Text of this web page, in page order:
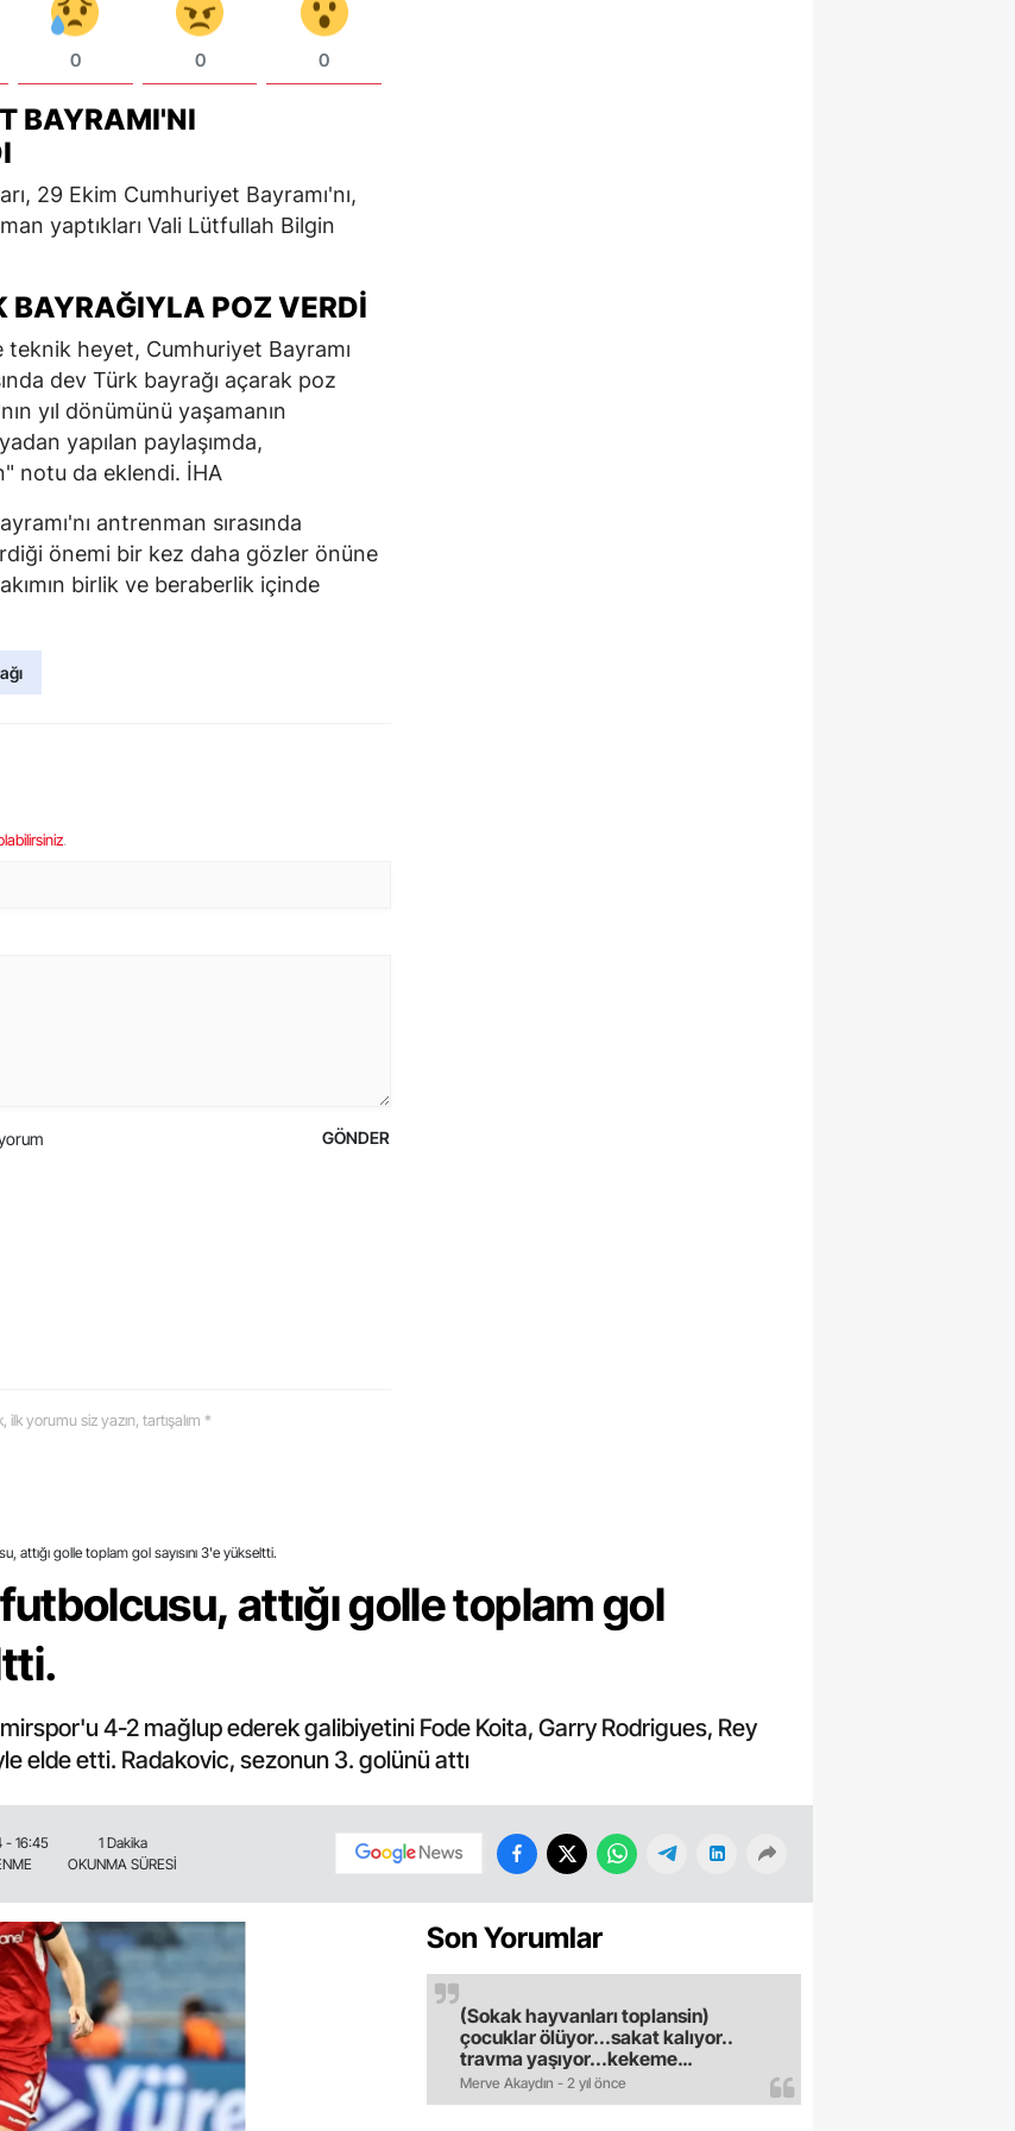
0 0 0
BAYRAMI'NI
29 Ekim Cumhuriyet Bayramı'nı,
yaptıkları Vali Lütfullah Bilgin
BAYRAĞIYLA POZ VERDI
teknik heyet, Cumhuriyet Bayramı
dev Türk bayrağı açarak poz
yıl dönümünü yaşamanın
yapılan paylaşımda,
notu da eklendi. İHA
antrenman sırasında
önemi bir kez daha gözler önüne
birlik ve beraberlik içinde
.
GÖNDER
yorumu siz yazın, tartışalım *
attığı golle toplam gol sayısını 3'e yükseltti.
attığı golle toplam gol
4-2 mağlup ederek galibiyetini Fode Koita, Garry Rodrigues, Rey
elde etti. Radakovic, sezonun 3. golünü attı
- 16:45
1 Dakika
OKUNMA SÜRESİ
Son Yorumlar
Merve Akaydın - 2 yıl önce
(Sokak hayvanları toplansin)
çocuklar ölüyor...sakat kalıyor..
travma yaşıyor...kekeme
oluyor..gece sokağa çikilmiyor..dışkı
ile hastalık saciyorlar.araba ve taksi